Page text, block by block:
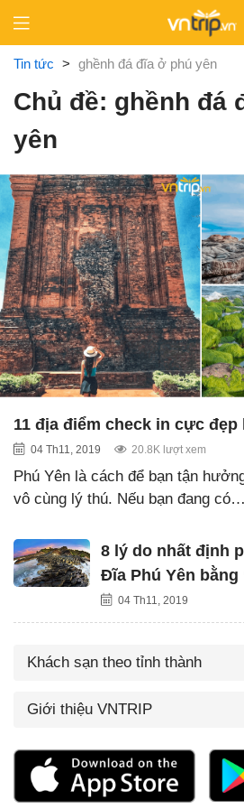
content
Tin tức > ghềnh đá đĩa ở phú yên
Chủ đề: ghềnh đá
yên
11 địa điểm check in cực đẹp
04 Th11, 2019 20.8K lượt xem
Phú Yên là cách để bạn tận
vô cùng lý thú. Nếu bạn đang có…
8 lý do nhất định
Đĩa Phú Yên bằng
04 Th11, 2019
Khách sạn theo tỉnh thành
Giới thiệu VNTRIP